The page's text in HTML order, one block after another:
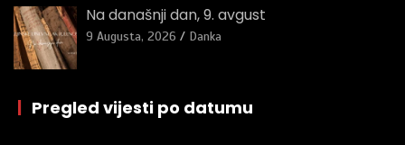
Na današnji dan, 9. avgust
9 Augusta, 2026 Danka
| Pregled vijesti po datumu